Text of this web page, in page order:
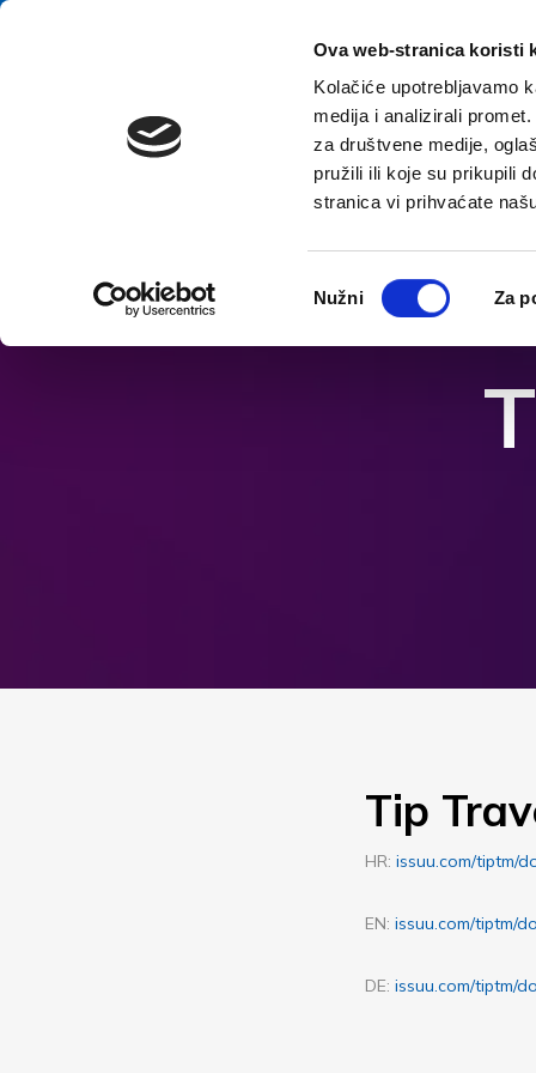
Salta al contenuto
Ova web-stranica koristi
Kolačiće upotrebljavamo
medija i analizirali
za društvene medije,
pružili ili koje su prikupili
stranica vi prihvaćate
pristanka
Nužni Za
Tip
HR: issuu.com/tiptm/
EN: issuu.com/tiptm/
DE: issuu.com/tiptm/